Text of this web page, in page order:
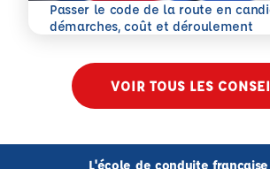
Passer le code de la route en
démarches, coût et déroulement
En savoir plus
VOIR TOUS LES
L'école de conduite